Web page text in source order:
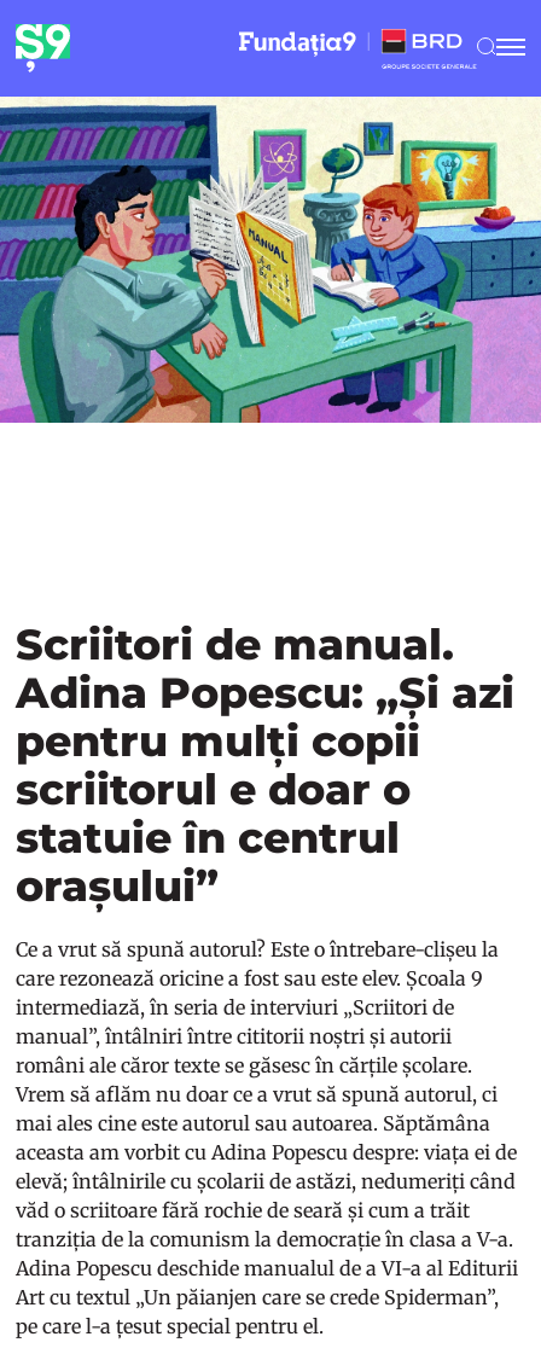
Scriitori de manual.
Adina Popescu: „Și azi
pentru mulți copii
scriitorul e doar o
statuie în centrul
orașului”
Ce a vrut să spună autorul? Este o întrebare-clișeu la
care rezonează oricine a fost sau este elev. Școala 9
intermediază, în seria de interviuri „Scriitori de
manual”, întâlniri între cititorii noștri și autorii
români ale căror texte se găsesc în cărțile școlare.
Vrem să aflăm nu doar ce a vrut să spună autorul, ci
mai ales cine este autorul sau autoarea. Săptămâna
aceasta am vorbit cu Adina Popescu despre: viața ei de
elevă; întâlnirile cu școlarii de astăzi, nedumeriți când
văd o scriitoare fără rochie de seară și cum a trăit
tranziția de la comunism la democrație în clasa a V-a.
Adina Popescu deschide manualul de a VI-a al Editurii
Art cu textul „Un păianjen care se crede Spiderman”,
pe care l-a țesut special pentru el.